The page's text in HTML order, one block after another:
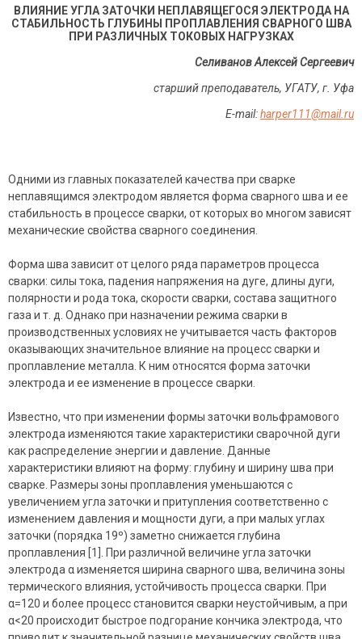
ВЛИЯНИЕ УГЛА ЗАТОЧКИ НЕПЛАВЯЩЕГОСЯ ЭЛЕКТРОДА НА
СТАБИЛЬНОСТЬ ГЛУБИНЫ ПРОПЛАВЛЕНИЯ СВАРНОГО ШВА
ПРИ РАЗЛИЧНЫХ ТОКОВЫХ НАГРУЗКАХ
Селиванов Алексей Сергеевич
старший преподаватель, УГАТУ, г. Уфа
Е-mail:harper111@mail.ru
Одними из главных показателей качества при сварке
неплавящимся электродом является форма сварного шва и ее
стабильность в процессе сварки, от которых во многом зависят
механические свойства сварного соединения.
Форма шва зависит от целого ряда параметров процесса
сварки: силы тока, падения напряжения на дуге, длины дуги,
полярности и рода тока, скорости сварки, состава защитного
газа и т. д. Однако при назначении режима сварки в
производственных условиях не учитывается часть факторов
оказывающих значительное влияние на процесс сварки и
проплавление металла. К ним относятся форма заточки
электрода и ее изменение в процессе сварки.
Известно, что при изменении формы заточки вольфрамового
электрода изменяются такие характеристики сварочной дуги
как распределение энергии и давление. Данные
характеристики влияют на форму: глубину и ширину шва при
сварке. Размеры зоны проплавления уменьшаются с
увеличением угла заточки и притупления соответственно с
изменением давления и мощности дуги, а при малых углах
заточки (порядка 19º) заметно снижается глубина
проплавления [1]. При различной величине угла заточки
электрода α изменяется ширина сварного шва, величина зоны
термического влияния, устойчивость процесса сварки. При
α=120 и более процесс становится сварки неустойчивым, а при
α<20 происходит быстрое подгорание кончика электрода, что